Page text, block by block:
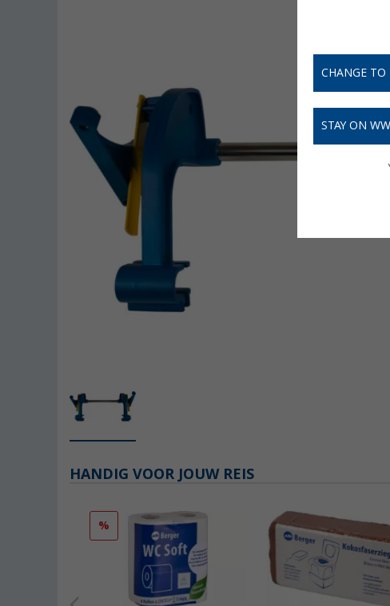
HANDIG VOOR JOUW REIS
%
CHANGE TO
STAY ON